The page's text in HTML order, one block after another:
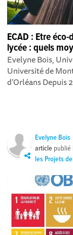
ECAD : Etre
lycée : quels
Evelyne Bois,
Université de
d’Orléans Depuis
Evelyne Bois
article
les Projets